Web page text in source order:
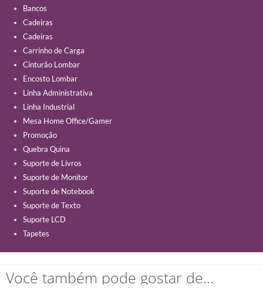
Bancos
Cadeiras
Cadeiras
Carrinho de Carga
Cinturão Lombar
Encosto Lombar
Linha Administrativa
Linha Industrial
Mesa Home Office/Gamer
Promoção
Quebra Quina
Suporte de Livros
Suporte de Monitor
Suporte de Notebook
Suporte de Texto
Suporte LCD
Tapetes
Você também pode gostar de…